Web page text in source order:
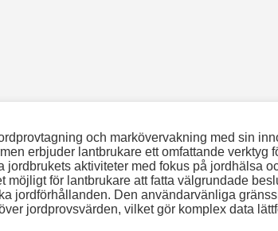
och markövervakning med sin
erbjuder lantbrukare ett omfattande verktyg
jordbrukets aktiviteter med fokus på jordhälsa
möjligt för lantbrukare att fatta välgrundade
jordförhållanden. Den användarvänliga
jordprovsvärden, vilket gör komplex data